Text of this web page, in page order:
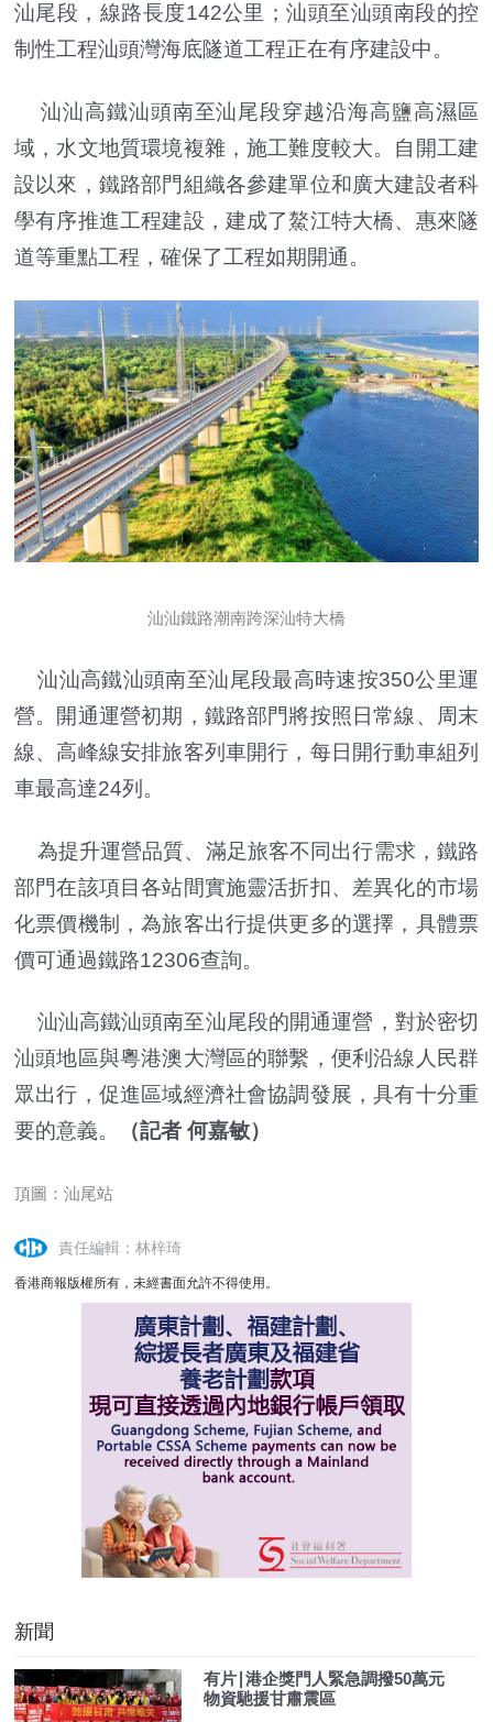
汕尾段，線路長度142公里；汕頭至汕頭南段的控
制性工程汕頭灣海底隧道工程正在有序建設中。
汕汕高鐵汕頭南至汕尾段穿越沿海高鹽高濕區
域，水文地質環境複雜，施工難度較大。自開工建
設以來，鐵路部門組織各參建單位和廣大建設者科
學有序推進工程建設，建成了鰲江特大橋、惠來隧
道等重點工程，確保了工程如期開通。
汕汕鐵路潮南跨深汕特大橋
汕汕高鐵汕頭南至汕尾段最高時速按350公里運
營。開通運營初期，鐵路部門將按照日常線、周末
線、高峰線安排旅客列車開行，每日開行動車組列
車最高達24列。
為提升運營品質、滿足旅客不同出行需求，鐵路
部門在該項目各站間實施靈活折扣、差異化的市場
化票價機制，為旅客出行提供更多的選擇，具體票
價可通過鐵路12306查詢。
汕汕高鐵汕頭南至汕尾段的開通運營，對於密切
汕頭地區與粵港澳大灣區的聯繫，便利沿線人民群
眾出行，促進區域經濟社會協調發展，具有十分重
要的意義。
（記者 何嘉敏）
頂圖：汕尾站
責任編輯：林梓琦
香港商報版權所有，未經書面允許不得使用。
新聞
有片∣港企獎門人緊急調撥50萬元
物資馳援甘肅震區